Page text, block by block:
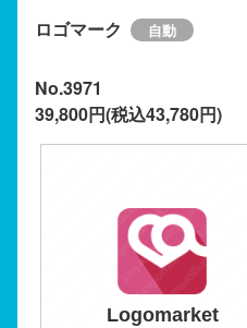
ロゴマーク
No.3971
39,800円(税込43,780円)
Logomarket